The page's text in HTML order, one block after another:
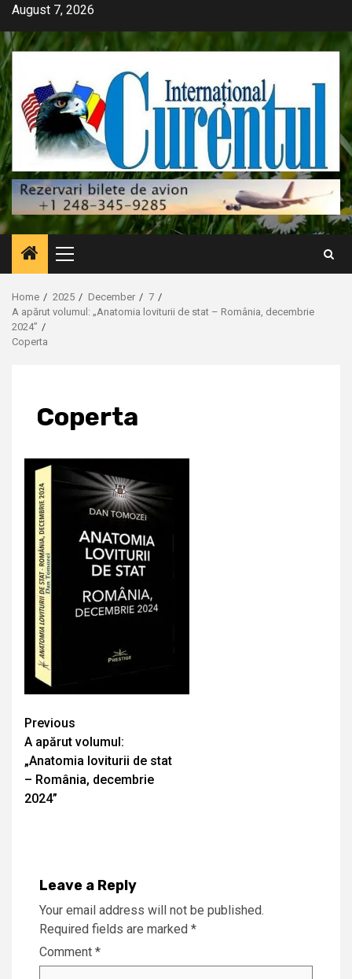
Skip
content
August 7, 2026
Primary
Menu
Home 2025 December
7
A apărut volumul: „Anatomia loviturii de stat – România, decembrie
2024”
Coperta
Coperta
Continue
Reading
Previous
A apărut volumul:
„Anatomia loviturii de stat
– România, decembrie
2024”
Leave a Reply
Your email address will not be published.
Required fields are marked *
Comment *